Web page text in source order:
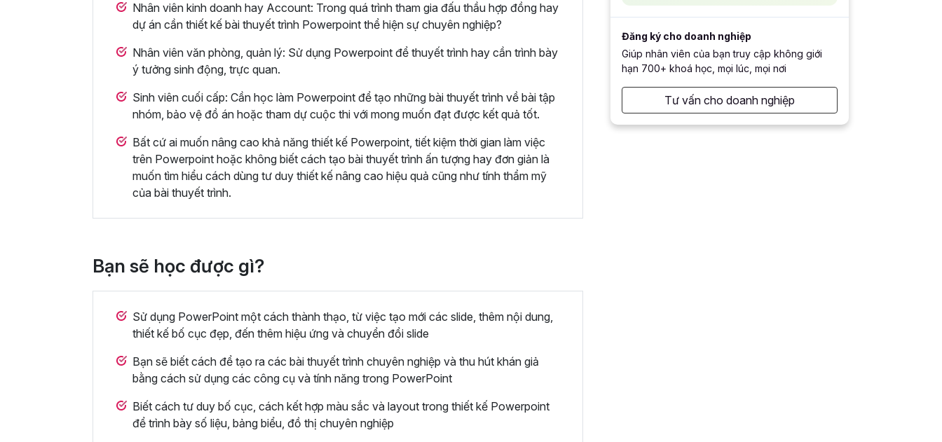
Nhân viên kinh doanh hay Account: Trong quá trình tham gia đấu thầu hợp đồng hay
dự án cần thiết kế bài thuyết trình Powerpoint thể hiện sự chuyên nghiệp?
Nhân viên văn phòng, quản lý: Sử dụng Powerpoint để thuyết trình hay cần trình bày
ý tưởng sinh động, trực quan.
Sinh viên cuối cấp: Cần học làm Powerpoint để tạo những bài thuyết trình về bài tập
nhóm, bảo vệ đồ án hoặc tham dự cuộc thi với mong muốn đạt được kết quả tốt.
Bất cứ ai muốn nâng cao khả năng thiết kế Powerpoint, tiết kiệm thời gian làm việc
trên Powerpoint hoặc không biết cách tạo bài thuyết trình ấn tượng hay đơn giản là
muốn tìm hiểu cách dùng tư duy thiết kế nâng cao hiệu quả cũng như tính thẩm mỹ
của bài thuyết trình.
Bạn sẽ học được gì?
Sử dụng PowerPoint một cách thành thạo, từ việc tạo mới các slide, thêm nội dung,
thiết kế bố cục đẹp, đến thêm hiệu ứng và chuyển đổi slide
Bạn sẽ biết cách để tạo ra các bài thuyết trình chuyên nghiệp và thu hút khán giả
bằng cách sử dụng các công cụ và tính năng trong PowerPoint
Biết cách tư duy bố cục, cách kết hợp màu sắc và layout trong thiết kế Powerpoint
để trình bày số liệu, bảng biểu, đồ thị chuyên nghiệp
Đăng ký cho doanh nghiệp
Giúp nhân viên của bạn truy cập không giới
hạn 700+ khoá học, mọi lúc, mọi nơi
Tư vấn cho doanh nghiệp